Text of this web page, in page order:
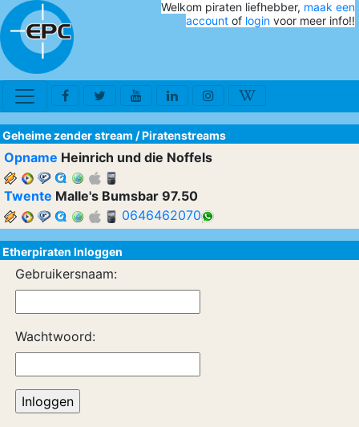
Welkom piraten liefhebber, maak een
account of login voor meer info!!
Geheime zender stream /Piratenstreams
Opname Heinrich und die Noffels
Twente Malle's Bumsbar 97.50
0646462070
Etherpiraten Inloggen
Gebruikersnaam:
Wachtwoord: